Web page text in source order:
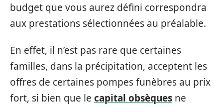
budget que vous aurez défini correspondra
aux prestations sélectionnées au préalable.
En effet, il n’est pas rare que certaines
familles, dans la précipitation, acceptent les
offres de certaines pompes funèbres au prix
fort, si bien que le capital obsèques ne